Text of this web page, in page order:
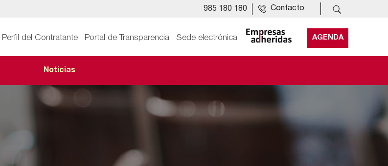
985 180 180 Contacto
Perfil del Contratante Portal de Transparencia Sede electrónica AGENDA
Noticias